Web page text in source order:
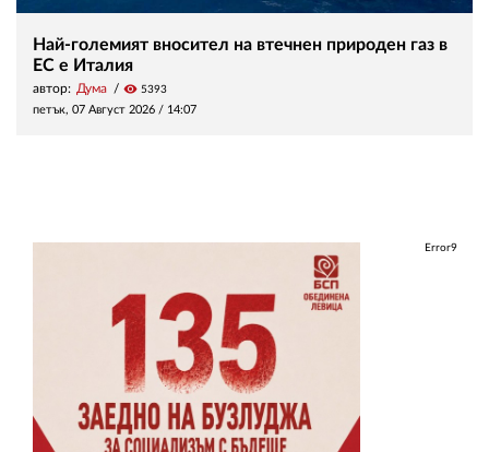
Най-големият вносител на втечнен природен газ в
ЕС е Италия
автор: Дума visibility 5393
петък, 07 Август 2026 / 14:07
Error9